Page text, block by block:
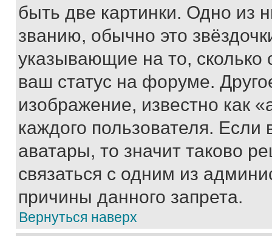
быть две картинки. Одно из
званию, обычно это
указывающие на то,
ваш статус на форуме.
изображение, известно как
каждого пользователя.
аватары, то значит таково
связаться с одним из
причины данного запрета.
Вернуться наверх